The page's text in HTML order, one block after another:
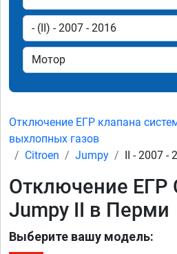
Отключение ЕГР клапана
выхлопных газов
Citroen
Jumpy II - 2007 -
Отключение ЕГР
Jumpy II в Перми
Выберите вашу модель: